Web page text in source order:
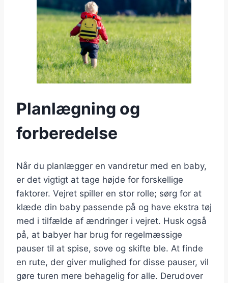
Planlægning og
forberedelse
Når du planlægger en vandretur med en baby,
er det vigtigt at tage højde for forskellige
faktorer. Vejret spiller en stor rolle; sørg for at
klæde din baby passende på og have ekstra tøj
med i tilfælde af ændringer i vejret. Husk også
på, at babyer har brug for regelmæssige
pauser til at spise, sove og skifte ble. At finde
en rute, der giver mulighed for disse pauser, vil
gøre turen mere behagelig for alle. Derudover